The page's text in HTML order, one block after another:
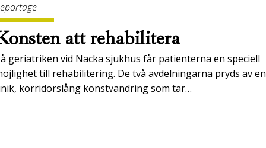
att rehabilitera
geriatriken vid Nacka sjukhus får patienterna en speciell
till rehabilitering. De två avdelningarna pryds av en
korridorslång konstvandring som tar…